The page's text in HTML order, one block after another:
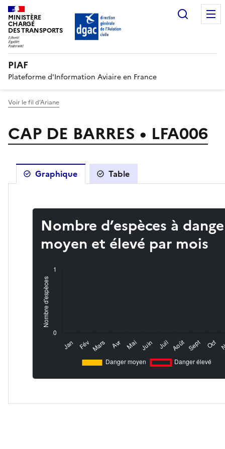
MINISTÈRE
CHARGÉ
DES TRANSPORTS
PIAF
Plateforme d'Information Aviaire en France
Voir le fil d’Ariane
CAP DE BARRES • LFA006
Graphique Table
Nombre d’espèces à
moyen et élevé par mois